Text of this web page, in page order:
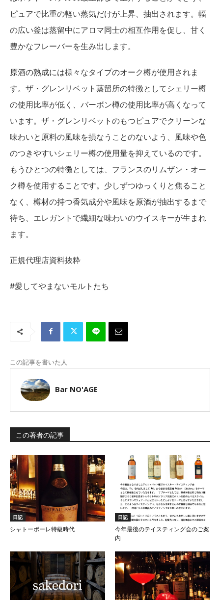
ピュアで比重の軽い蒸気だけが上昇、抽出されます。幅
の広い釜は蒸留中にアロマ同士の相互作用を促し、甘く
豊かなフレーバーを生み出します。
原酒の熟成には様々なタイプのオーク樽が使用されま
す。ザ・グレンリベット蒸留所の特徴としてシェリー樽
の使用比率が低く、バーボン樽の使用比率が高くなって
います。ザ・グレンリベットのもつピュアでクリーンな
味わいと原料の風味を損なうことのないよう、風味や色
のつきやすいシェリー樽の使用量を抑えているのです。
もうひとつの特徴としては、フランスのリムザン・オー
ク樽を使用することです。少しずつゆっくりと焦ること
なく、樽材の持つ香気成分や風味を原酒が抽出するまで
待ち、エレガントで繊細な味わいのウイスキーが生まれ
ます。
正規代理店資料抜粋
#愛してやまないモルトたち
この記事を書いた人
Bar NO'AGE
この著者の記事
日記
シャトーポーレ特級時代
日記
今年最後のテイスティング会のご案
内